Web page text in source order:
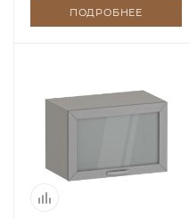
ПОДРОБНЕЕ